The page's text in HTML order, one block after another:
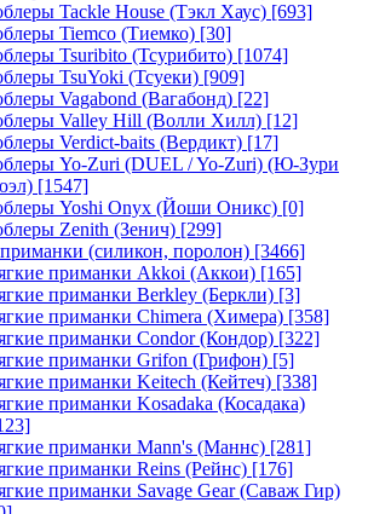
Tackle House (Тэкл Хаус) [693]
Tiemco (Тиемко) [30]
Tsuribito (Тсурибито) [1074]
TsuYoki (Тсуеки) [909]
Vagabond (Вагабонд) [22]
Valley Hill (Волли Хилл) [12]
Verdict-baits (Вердикт) [17]
Yo-Zuri (DUEL / Yo-Zuri) (Ю-Зури
[1547]
Yoshi Onyx (Йоши Оникс) [0]
Zenith (Зенич) [299]
(силикон, поролон) [3466]
приманки Akkoi (Аккои) [165]
приманки Berkley (Беркли) [3]
приманки Chimera (Химера) [358]
приманки Condor (Кондор) [322]
приманки Grifon (Грифон) [5]
приманки Keitech (Кейтеч) [338]
приманки Kosadaka (Косадака)
приманки Mann's (Маннс) [281]
приманки Reins (Рейнс) [176]
приманки Savage Gear (Саваж Гир)